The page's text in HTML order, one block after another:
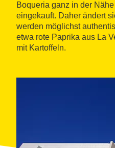
Boqueria ganz in der
eingekauft. Daher ändert
werden möglichst
etwa rote Paprika aus La
mit Kartoffeln.